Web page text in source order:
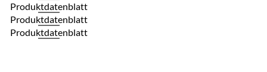
Produktdatenblatt
Produktdatenblatt
Produktdatenblatt